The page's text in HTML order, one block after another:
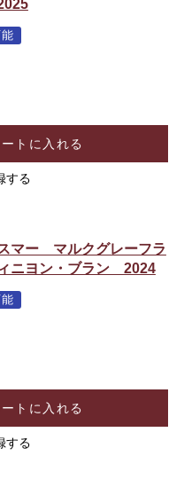
ートに入れる
する
マー マルクグレーフラ
ニヨン・ブラン 2024
ートに入れる
する